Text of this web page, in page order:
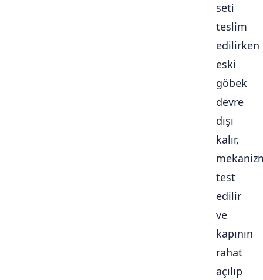
seti
teslim
edilirken
eski
göbek
devre
dışı
kalır,
test
edilir
ve
kapının
rahat
açılıp